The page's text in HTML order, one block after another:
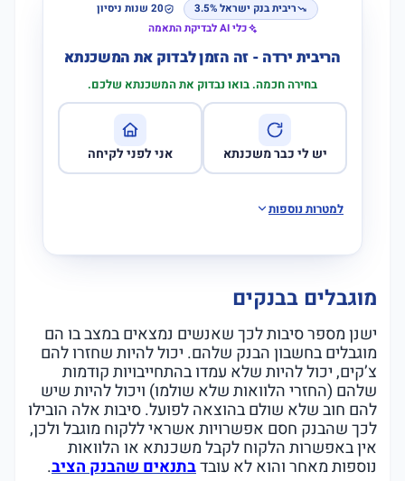
ריבית בנק ישראל 3.5%
20 שנות ניסיון
כלי AI לבדיקת התאמה
הריבית ירדה - זה הזמן לבדוק את המשכנתא
בחירה חכמה. בואו נבדוק את המשכנתא שלכם.
יש לי כבר משכנתא אני לפני לקיחה
למטרות נוספות
מוגבלים בבנקים
ישנן מספר סיבות לכך שאנשים נמצאים במצב בו הם
מוגבלים בחשבון הבנק שלהם. יכול להיות שחזרו להם
צ’קים, יכול להיות שלא עמדו בהתחייבויות קודמות
שלהם (החזרי הלוואות שלא שולמו) ויכול להיות שיש
להם חוב שלא שולם בהוצאה לפועל. סיבות אלה הובילו
לכך שהבנק חסם אפשרויות אשראי ללקוח מוגבל ולכן,
אין באפשרות הלקוח לקבל משכנתא או הלוואות
נוספות מאחר והוא לא עובדבתנאים שהבנק הציב.